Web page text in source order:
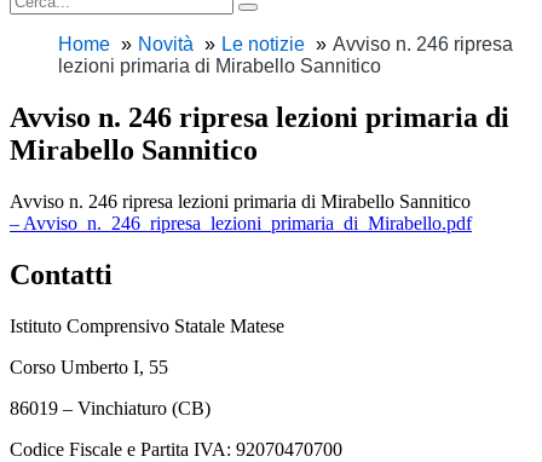
Home Novità Le notizie
Avviso n. 246 ripresa
lezioni primaria di Mirabello Sannitico
Avviso n. 246 ripresa lezioni primaria di
Mirabello Sannitico
Avviso n. 246 ripresa lezioni primaria di Mirabello Sannitico
– Avviso_n._246_ripresa_lezioni_primaria_di_Mirabello.pdf
Contatti
Istituto Comprensivo Statale Matese
Corso Umberto I, 55
86019 – Vinchiaturo (CB)
Codice Fiscale e Partita IVA: 92070470700